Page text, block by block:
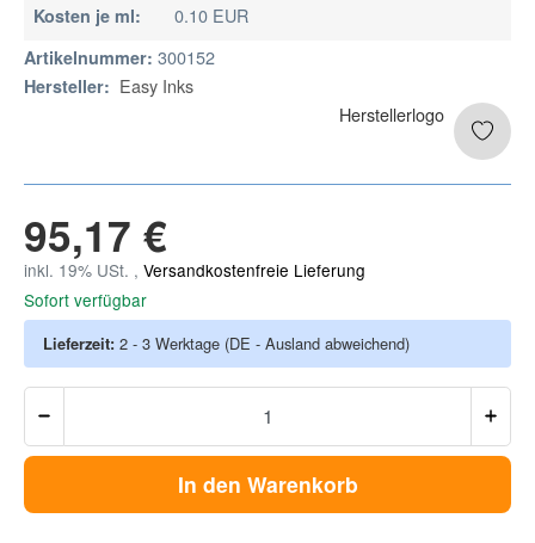
Kosten je ml: 0.10 EUR
Artikelnummer: 300152
Hersteller: Easy Inks
95,17 €
inkl. 19% USt. , Versandkostenfreie Lieferung
Sofort verfügbar
Lieferzeit: 2 - 3 Werktage (DE - Ausland abweichend)
In den Warenkorb